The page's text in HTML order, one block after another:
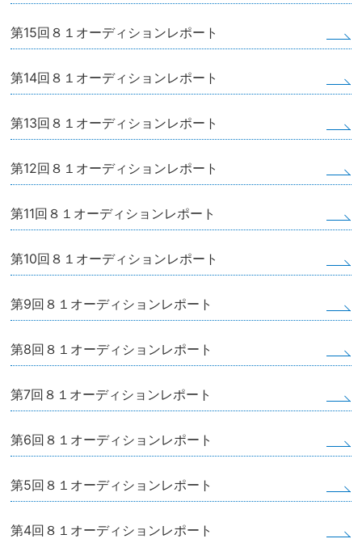
第15回８１オーディションレポート
第14回８１オーディションレポート
第13回８１オーディションレポート
第12回８１オーディションレポート
第11回８１オーディションレポート
第10回８１オーディションレポート
第9回８１オーディションレポート
第8回８１オーディションレポート
第7回８１オーディションレポート
第6回８１オーディションレポート
第5回８１オーディションレポート
第4回８１オーディションレポート